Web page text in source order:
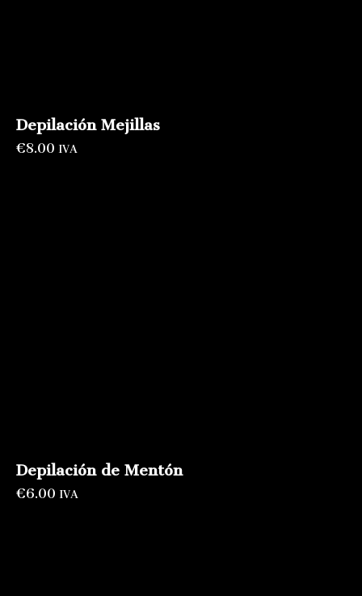
Depilación Mejillas
€8.00 IVA
Depilación de Mentón
€6.00 IVA